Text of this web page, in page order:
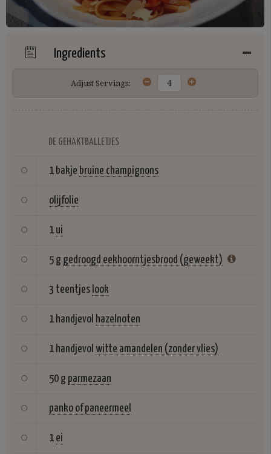
Ingredients
Adjust Servings:
DE GEHAKTBALLETJES
1 bakje bruine champignons
olijfolie
1 ui
5 g gedroogd eekhoorntjesbrood (geweekt)
3 teentjes look
1 handjevol hazelnoten
1 handjevol witte amandelen (zonder vlies)
50 g parmezaan
panko of paneermeel
1 ei